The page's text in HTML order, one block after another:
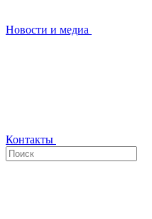
Новости и медиа
Контакты